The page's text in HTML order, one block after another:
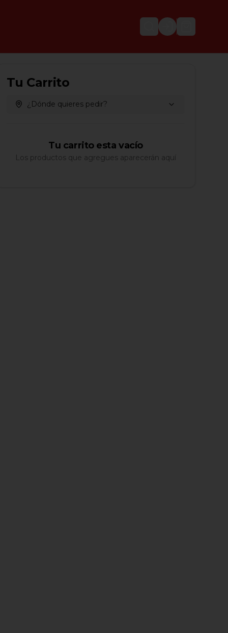
Login
Tu Carrito
¿Dónde quieres pedir?
Tu carrito esta vacío
Los productos que agregues aparecerán aquí